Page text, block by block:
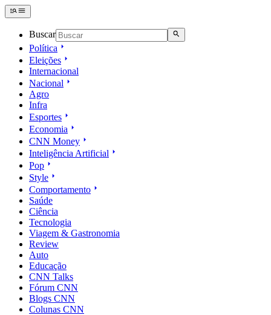
Buscar
Política
Eleições
Internacional
Nacional
Agro
Infra
Esportes
Economia
CNN Money
Inteligência Artificial
Pop
Style
Comportamento
Saúde
Ciência
Tecnologia
Viagem & Gastronomia
Review
Auto
Educação
CNN Talks
Fórum CNN
Blogs CNN
Colunas CNN